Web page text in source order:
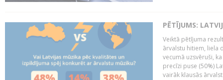
PĒTĪJUMS:
Veiktā pētījuma
ārvalstu hitiem, liela
vecumā uzsvēruši,
precīzi puse (50%)
vairāk klausās